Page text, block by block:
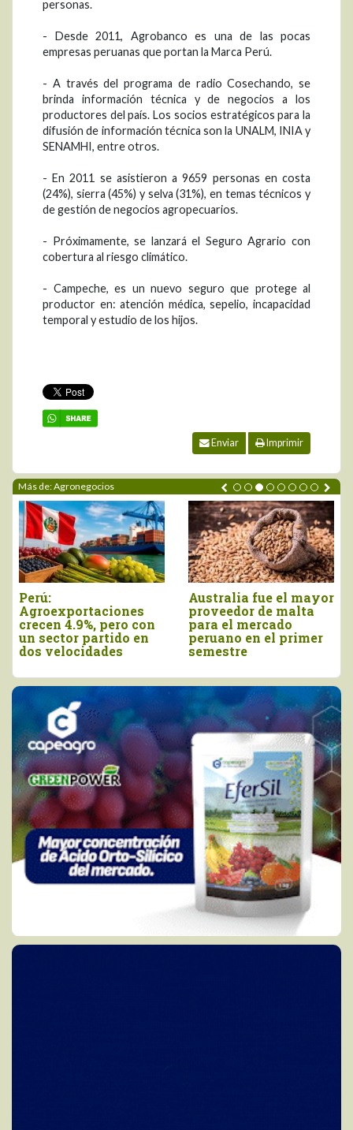
personas.
- Desde 2011, Agrobanco es una de las pocas
empresas peruanas que portan la Marca Perú.
- A través del programa de radio Cosechando, se
brinda información técnica y de negocios a los
productores del país. Los socios estratégicos para la
difusión de información técnica son la UNALM, INIA y
SENAMHI, entre otros.
- En 2011 se asistieron a 9659 personas en costa
(24%), sierra (45%) y selva (31%), en temas técnicos y
de gestión de negocios agropecuarios.
- Próximamente, se lanzará el Seguro Agrario con
cobertura al riesgo climático.
- Campeche, es un nuevo seguro que protege al
productor en: atención médica, sepelio, incapacidad
temporal y estudio de los hijos.
Enviar Imprimir
Más de: Agronegocios
Perú:
Agroexportaciones
crecen 4.9%, pero con
un sector partido en
dos velocidades
Australia fue el mayor
proveedor de malta
para el mercado
peruano en el primer
semestre